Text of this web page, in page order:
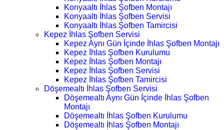
Konyaaltı İhlas Şofben Montajı
Konyaaltı İhlas Şofben Servisi
Konyaaltı İhlas Şofben Tamircisi
Kepez İhlas Şofben Servisi
Kepez Aynı Gün İçinde İhlas Şofben Montajı
Kepez İhlas Şofben Kurulumu
Kepez İhlas Şofben Montajı
Kepez İhlas Şofben Servisi
Kepez İhlas Şofben Tamircisi
Döşemealtı İhlas Şofben Servisi
Döşemealtı Aynı Gün İçinde İhlas Şofben
Montajı
Döşemealtı İhlas Şofben Kurulumu
Döşemealtı İhlas Şofben Montajı